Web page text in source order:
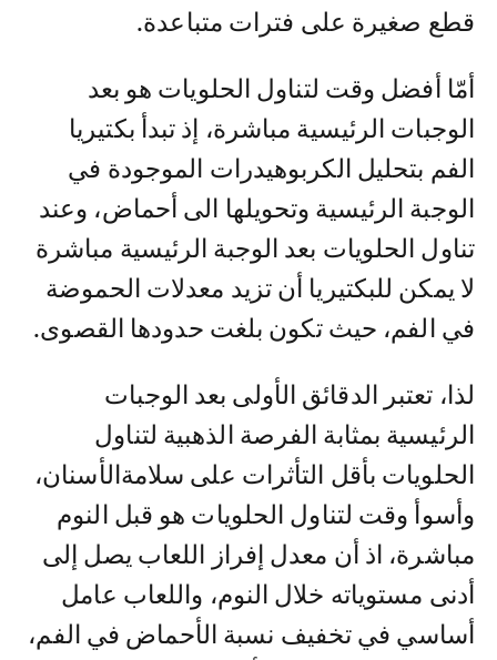
قطع صغيرة على فترات متباعدة.
أمّا أفضل وقت لتناول الحلويات هو بعد
الوجبات الرئيسية مباشرة، إذ تبدأ بكتيريا
الفم بتحليل الكربوهيدرات الموجودة في
الوجبة الرئيسية وتحويلها الى أحماض، وعند
تناول الحلويات بعد الوجبة الرئيسية مباشرة
لا يمكن للبكتيريا أن تزيد معدلات الحموضة
في الفم، حيث تكون بلغت حدودها القصوى.
لذا، تعتبر الدقائق الأولى بعد الوجبات
الرئيسية بمثابة الفرصة الذهبية لتناول
الحلويات بأقل التأثرات على سلامةالأسنان،
وأسوأ وقت لتناول الحلويات هو قبل النوم
مباشرة، اذ أن معدل إفراز اللعاب يصل إلى
أدنى مستوياته خلال النوم، واللعاب عامل
أساسي في تخفيف نسبة الأحماض في الفم،